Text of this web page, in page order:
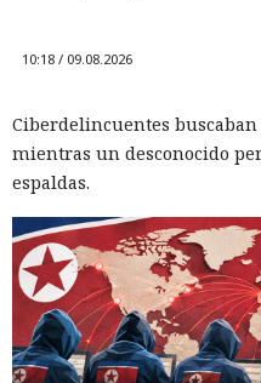
10:18 / 09.08.2026
Ciberdelincuentes
mientras un desconocido
espaldas.